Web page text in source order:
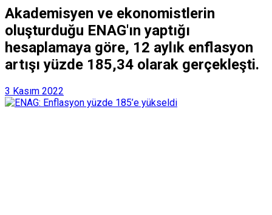
Akademisyen ve ekonomistlerin
oluşturduğu ENAG'ın yaptığı
hesaplamaya göre, 12 aylık enflasyon
artışı yüzde 185,34 olarak gerçekleşti.
3 Kasım 2022